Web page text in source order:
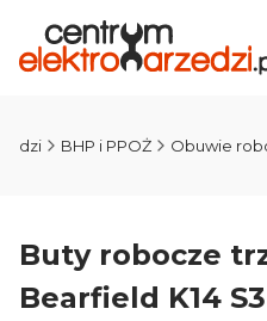
BHP i PPOŻ Obuwie
Buty robocze
Bearfield K14